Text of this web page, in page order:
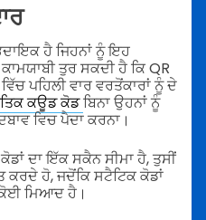
ਹੈ ਜਿਹਨਾਂ ਨੂੰ ਇਹ
ਤੁਰ ਸਕਦੀ ਹੈ ਕਿ QR
ਪਹਿਲੀ ਵਾਰ ਵਰਤੋਂਕਾਰਾਂ ਨੂੰ ਦੇ
ਕਊਡ ਕੋਡਬਿਨਾ ਉਹਨਾਂ ਨੂੰ
ਵਿਚ ਪੈਦਾ ਕਰਨਾ।
ਦਾ ਇੱਕ ਸਕੈਨ ਸੀਮਾ ਹੈ, ਤੁਸੀਂ
ਹੋ, ਜਦੋਂਕਿ ਸਟੈਟਿਕ ਕੋਡਾਂ
ਮਿਆਦ ਹੈ।